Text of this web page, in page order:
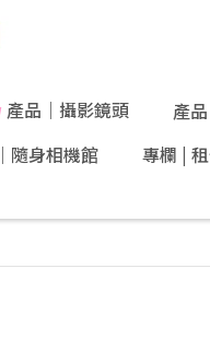
產品｜攝影鏡頭 產
隨身相機館 專欄 |